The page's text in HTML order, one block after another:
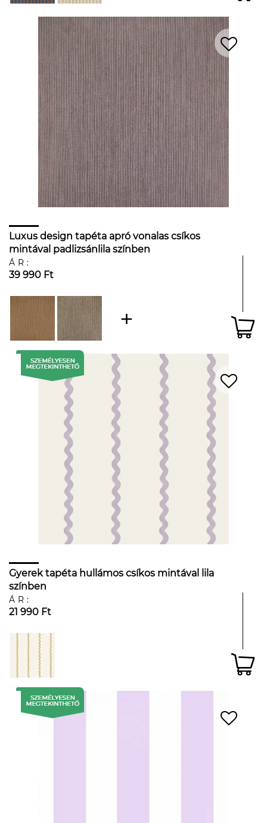
Luxus design tapéta apró vonalas csíkos
mintával padlizsánlila színben
ÁR:
39 990 Ft
Gyerek tapéta hullámos csíkos mintával lila
színben
ÁR:
21 990 Ft